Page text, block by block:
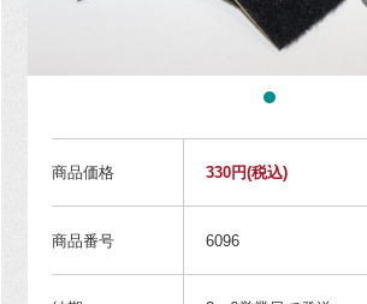
商品価格 330円(税込)
商品番号 6096